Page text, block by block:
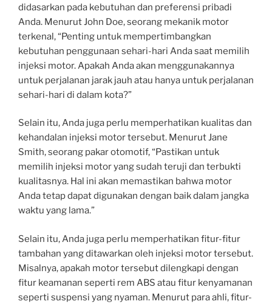
didasarkan pada kebutuhan dan preferensi pribadi
Anda. Menurut John Doe, seorang mekanik motor
terkenal, “Penting untuk mempertimbangkan
kebutuhan penggunaan sehari-hari Anda saat memilih
injeksi motor. Apakah Anda akan menggunakannya
untuk perjalanan jarak jauh atau hanya untuk perjalanan
sehari-hari di dalam kota?”
Selain itu, Anda juga perlu memperhatikan kualitas dan
kehandalan injeksi motor tersebut. Menurut Jane
Smith, seorang pakar otomotif, “Pastikan untuk
memilih injeksi motor yang sudah teruji dan terbukti
kualitasnya. Hal ini akan memastikan bahwa motor
Anda tetap dapat digunakan dengan baik dalam jangka
waktu yang lama.”
Selain itu, Anda juga perlu memperhatikan fitur-fitur
tambahan yang ditawarkan oleh injeksi motor tersebut.
Misalnya, apakah motor tersebut dilengkapi dengan
fitur keamanan seperti rem ABS atau fitur kenyamanan
seperti suspensi yang nyaman. Menurut para ahli, fitur-